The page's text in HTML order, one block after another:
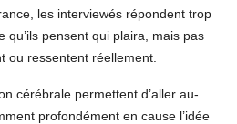
les interviewés répondent trop
qu’ils pensent qui plaira, mais pas
ou ressentent réellement.
cérébrale permettent d’aller au-
profondément en cause l’idée